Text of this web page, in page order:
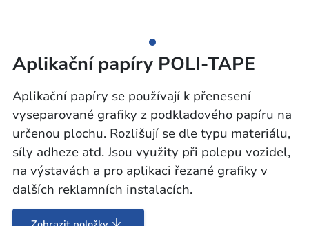
Aplikační papíry POLI-TAPE
Aplikační papíry se používají k přenesení
vyseparované grafiky z podkladového papíru na
určenou plochu. Rozlišují se dle typu materiálu,
síly adheze atd. Jsou využity při polepu vozidel,
na výstavách a pro aplikaci řezané grafiky v
dalších reklamních instalacích.